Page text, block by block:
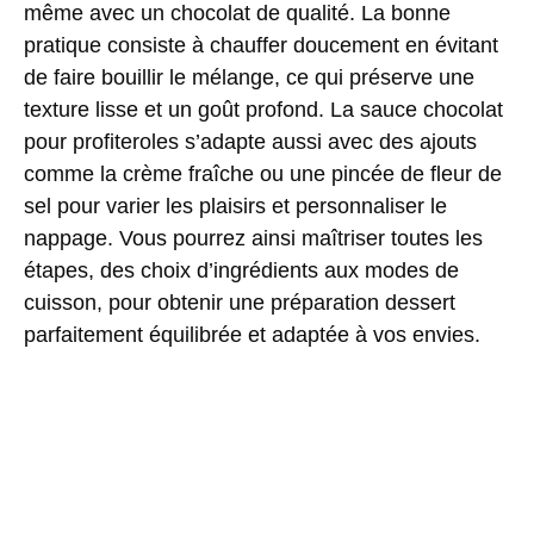
même avec un chocolat de qualité. La bonne
pratique consiste à chauffer doucement en évitant
de faire bouillir le mélange, ce qui préserve une
texture lisse et un goût profond. La sauce chocolat
pour profiteroles s’adapte aussi avec des ajouts
comme la crème fraîche ou une pincée de fleur de
sel pour varier les plaisirs et personnaliser le
nappage. Vous pourrez ainsi maîtriser toutes les
étapes, des choix d’ingrédients aux modes de
cuisson, pour obtenir une préparation dessert
parfaitement équilibrée et adaptée à vos envies.